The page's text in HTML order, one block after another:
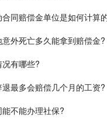
同赔偿金单位是如何计算
外死亡多久能拿到赔偿金?
有哪些?
最多会赔偿几个月的工资?
不能办理社保?